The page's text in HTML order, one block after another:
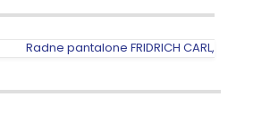
Radne pantalone FRIDRICH CARL,